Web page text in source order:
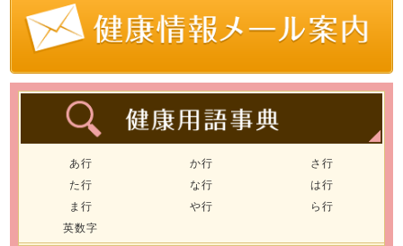
あ行 か行
さ行
た行
な行
は行
ま行
や行
ら行
英数字